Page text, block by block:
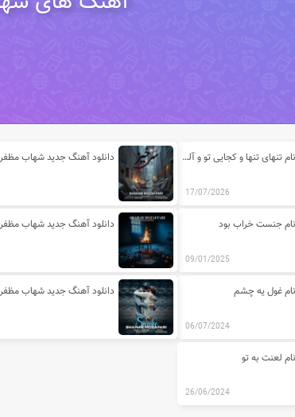
آهنگ های شهاب مظفری
دانلود آهنگ جدید شهاب مظفری به نام تنهای تنها و کجایی تو و آلزایمر (ریمیکس)
17/07/2026
دانلود آهنگ جدید شهاب
جنست خراب بود
09/01/2025
دانلود آهنگ جدید شهاب
غول یه چشم
06/07/2024
دانلود آهنگ جدید شهاب
لعنت به تو
26/06/2024